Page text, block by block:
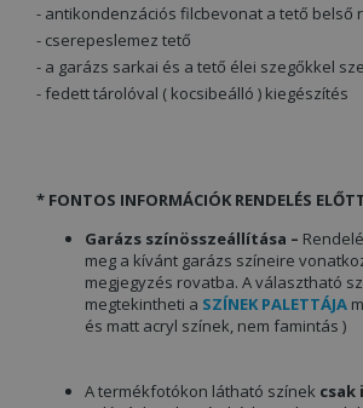
- antikondenzációs filcbevonat a tető belső
- cserepeslemez tető
- a garázs sarkai és a tető élei szegőkkel
- fedett tárolóval ( kocsibeálló ) kiegészítés
* FONTOS INFORMÁCIÓK RENDELÉS
Garázs színösszeállítása –
meg a kívánt garázs színeire
megjegyzés rovatba. A választható
megtekintheti a SZÍNEK PALETTÁJA
és matt acryl színek,
A termékfotókon látható színek